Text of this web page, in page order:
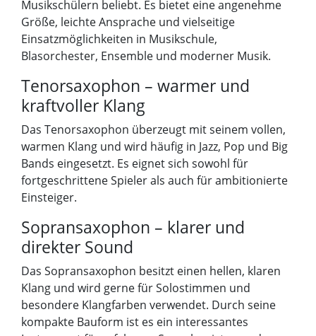
Musikschülern beliebt. Es bietet eine angenehme
Größe, leichte Ansprache und vielseitige
Einsatzmöglichkeiten in Musikschule,
Blasorchester, Ensemble und moderner Musik.
Tenorsaxophon – warmer und
kraftvoller Klang
Das Tenorsaxophon überzeugt mit seinem vollen,
warmen Klang und wird häufig in Jazz, Pop und Big
Bands eingesetzt. Es eignet sich sowohl für
fortgeschrittene Spieler als auch für ambitionierte
Einsteiger.
Sopransaxophon – klarer und
direkter Sound
Das Sopransaxophon besitzt einen hellen, klaren
Klang und wird gerne für Solostimmen und
besondere Klangfarben verwendet. Durch seine
kompakte Bauform ist es ein interessantes